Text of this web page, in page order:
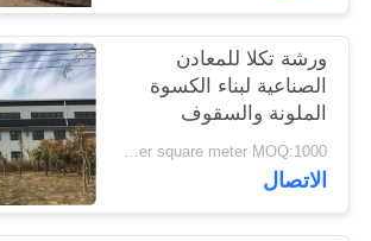
سياسة
الخصوصية
ورشة تكلا للمعادن
الصناعية لبناء الكسوة
الملونة والسقوف
USD45~90 per square meter MOQ:1000 متر مربع
الاتصال